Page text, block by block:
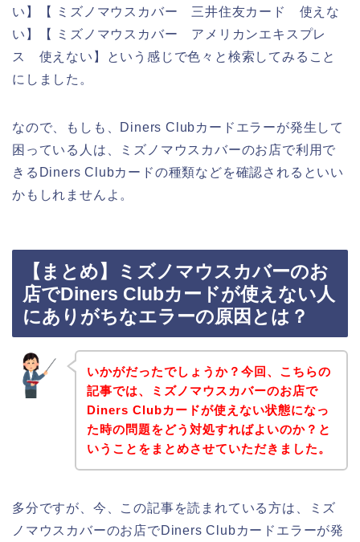
い】【 ミズノマウスカバー 三井住友カード 使えな
い】【 ミズノマウスカバー アメリカンエキスプレ
ス 使えない】という感じで色々と検索してみること
にしました。
なので、もしも、Diners Clubカードエラーが発生して
困っている人は、ミズノマウスカバーのお店で利用で
きるDiners Clubカードの種類などを確認されるといい
かもしれませんよ。
【まとめ】ミズノマウスカバーのお
店でDiners Clubカードが使えない人
にありがちなエラーの原因とは？
いかがだったでしょうか？今回、こちらの
記事では、ミズノマウスカバーのお店で
Diners Clubカードが使えない状態になっ
た時の問題をどう対処すればよいのか？と
いうことをまとめさせていただきました。
多分ですが、今、この記事を読まれている方は、ミズ
ノマウスカバーのお店でDiners Clubカードエラーが発